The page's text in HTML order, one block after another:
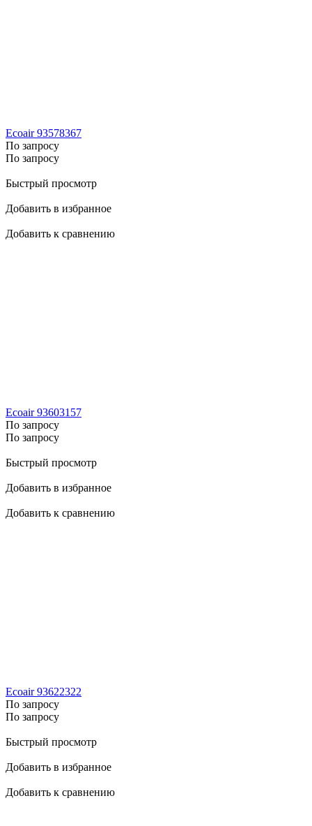
Ecoair 93578367
По запросу
По запросу
Быстрый просмотр
Добавить в избранное
Добавить к сравнению
Ecoair 93603157
По запросу
По запросу
Быстрый просмотр
Добавить в избранное
Добавить к сравнению
Ecoair 93622322
По запросу
По запросу
Быстрый просмотр
Добавить в избранное
Добавить к сравнению